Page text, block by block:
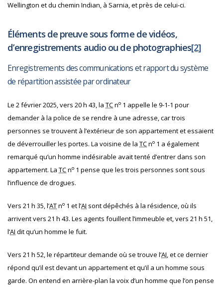
Wellington et du chemin Indian, à Sarnia, et près de celui-ci.
Éléments de preuve sous forme de vidéos,
d’enregistrements audio ou de photographies[2]
Enregistrements des communications et rapport du système
de répartition assistée par ordinateur
Le 2 février 2025, vers 20 h 43, la TCno 1 appelle le 9-1-1 pour
demander à la police de se rendre à une adresse, car trois
personnes se trouvent à l’extérieur de son appartement et essaient
de déverrouiller les portes. La voisine de la TCno 1 a également
remarqué qu’un homme indésirable avait tenté d’entrer dans son
appartement. La TCno 1 pense que les trois personnes sont sous
l’influence de drogues.
Vers 21 h 35, l’ATno 1 et l’AI sont dépêchés à la résidence, où ils
arrivent vers 21 h 43. Les agents fouillent l’immeuble et, vers 21 h 51,
l’AI dit qu’un homme le fuit.
Vers 21 h 52, le répartiteur demande où se trouve l’AI, et ce dernier
répond qu’il est devant un appartement et qu’il a un homme sous
garde. On entend en arrière-plan la voix d’un homme que l’on pense